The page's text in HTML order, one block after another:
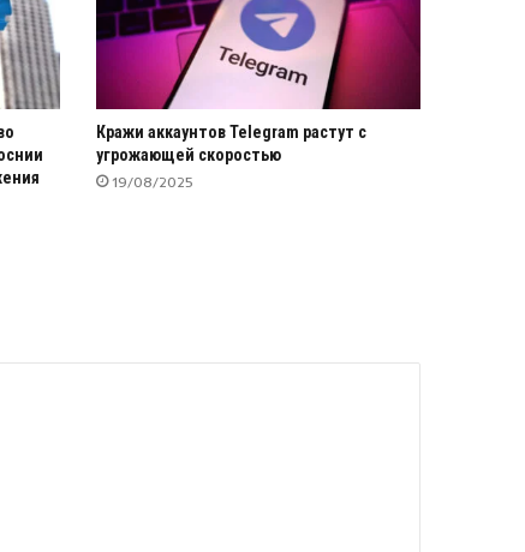
Кражи аккаунтов Telegram растут с
угрожающей скоростью
19/08/2025